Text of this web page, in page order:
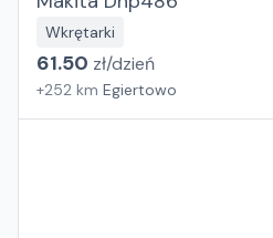
Wkrętarki
61.50 zł/dzień
+252 km Egiertowo